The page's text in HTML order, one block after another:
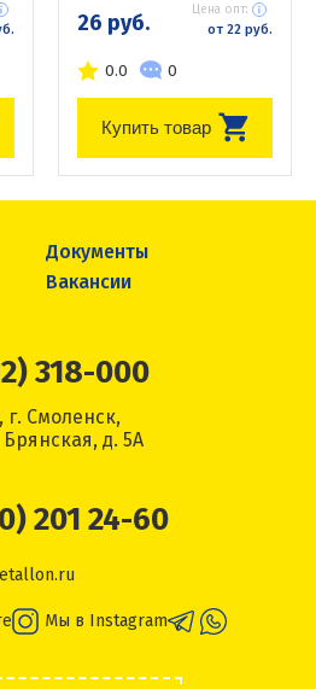
26 руб. Цена опт:
от 22 руб.
0.0 0
Купить товар
Документы
Вакансии
318-000
г. Смоленск,
д. 5А
201 24-60
Мы в Instagram